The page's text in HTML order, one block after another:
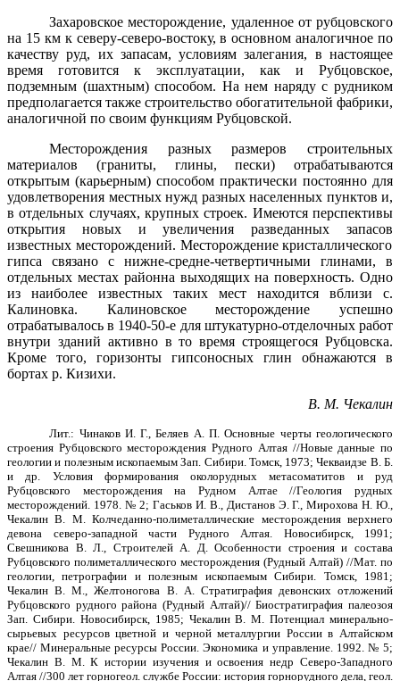
Захаровское месторождение, удаленное от рубцовского
на 15 км к северу-северо-востоку, в основном аналогичное по
качеству руд, их запасам, условиям залегания, в настоящее
время готовится к эксплуатации, как и Рубцовское,
подземным (шахтным) способом. На нем наряду с рудником
предполагается также строительство обогатительной фабрики,
аналогичной по своим функциям Рубцовской.
Месторождения разных размеров строительных
материалов (граниты, глины, пески) отрабатываются
открытым (карьерным) способом практически постоянно для
удовлетворения местных нужд разных населенных пунктов и,
в отдельных случаях, крупных строек. Имеются перспективы
открытия новых иувеличения разведанных запасов
известных месторождений. Месторождение кристаллического
гипса связано с нижне-средне-четвертичными глинами, в
отдельных местах районна выходящих на поверхность. Одно
из наиболее известных таких мест находится вблизи с.
Калиновка. Калиновское месторождение успешно
отрабатывалось в 1940-50-е для штукатурно-отделочных работ
внутри зданий ак­тивно в то время строящегося Рубцовска.
Кроме того, горизонты гипсоносных глин обнажаются в
бортах р. Кизихи.
В. М. Чекалин
Лит.: Чинаков И. Г., Беляев А. П. Основные черты геологического
строения Рубцовского месторождения Рудного Алтая //Новые данные по
геологии и полезным ископаемым Зап. Сибири. Томск, 1973; Чекваидзе В. Б.
и др. Условия формирования околорудных метасоматитов и руд
Рубцовского месторождения на Рудном Алтае //Геология рудных
месторождений. 1978. № 2; Гаськов И. В., Дистанов Э. Г., Мирохова Н. Ю.,
Чекалин В. М. Колчеданно-полиметаллические месторождения верхнего
девона северо-западной части Рудного Алтая. Новосибирск, 1991;
Свешникова В. Л., Строителей А. Д. Особенности строения и состава
Рубцовского полиметаллического месторождения (Рудный Алтай) //Мат. по
геологии, петрографии и полезным ископаемым Сибири. Томск, 1981;
Чекалин В. М., Желтоногова В. А. Стратиграфия девонских отложений
Рубцовского рудного района (Рудный Алтай)// Биостратиграфия палеозоя
Зап. Сибири. Новоси­бирск, 1985; Чекалин В. М. Потенциал минерально-
сырьевых ресурсов цветной и черной метал­лургии России в Алтайском
крае// Минеральные ресурсы России. Экономика и управле­ние. 1992. № 5;
Чекалин В. М. К истории изучения и освоения недр Северо-Западного
Алтая //300 лет горногеол. службе России: история горнорудного дела, геол.